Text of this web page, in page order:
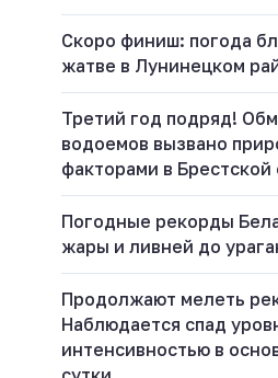
Скоро финиш: погода
жатве в Лунинецком
Третий год подряд!
водоемов вызвано
факторами в Брестской
Погодные рекорды
жары и ливней до
Продолжают мелеть
Наблюдается спад
интенсивностью в